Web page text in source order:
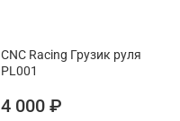
CNC Racing Грузик руля
PL001
4 000 ₽